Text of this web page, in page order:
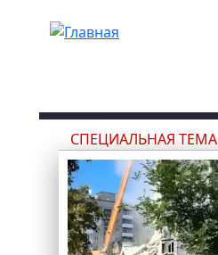
СПЕЦИАЛЬНАЯ ТЕМА